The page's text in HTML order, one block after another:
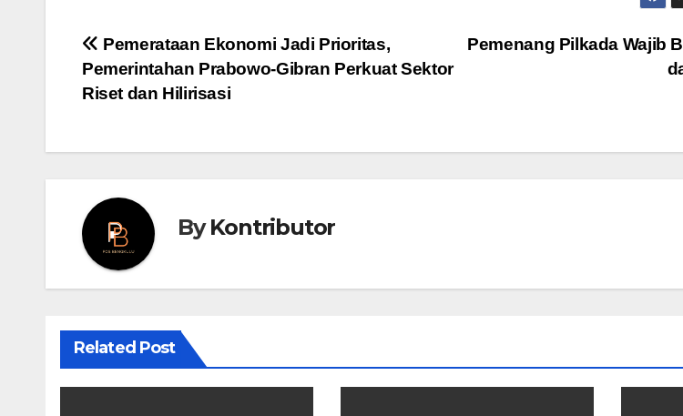
Post
navigation
Pemenang Pilkada Wajib
Pemerataan Ekonomi Jadi Prioritas,
Pemerintahan Prabowo-Gibran Perkuat Sektor
Riset dan Hilirisasi
ByKontributor
Related Post